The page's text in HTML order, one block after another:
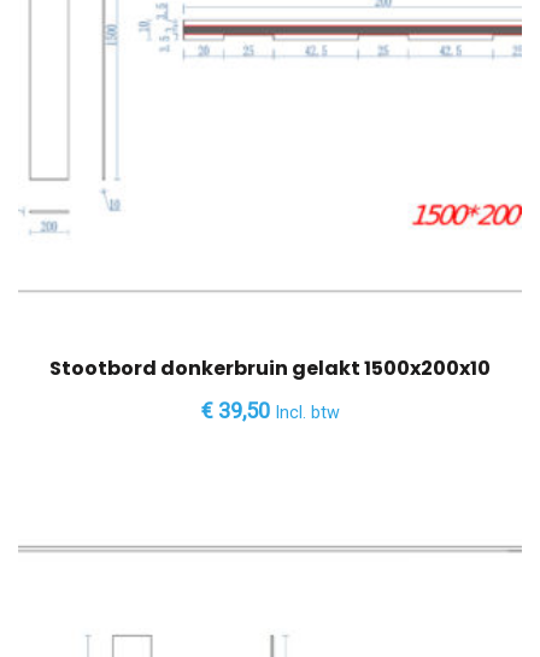
Stootbord donkerbruin gelakt 1500x200x10
€39,50 Incl. btw